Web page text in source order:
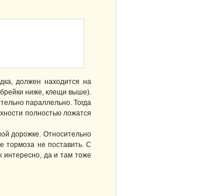
должен находится на
ниже, клещи выше).
параллельно. Тогда
полностью ложатся
дорожке. Относительно
тормоза не поставить. С
интересно, да и там тоже